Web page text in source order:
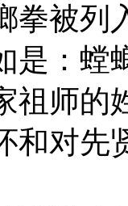
拳被
是：螳
祖师的
和对先